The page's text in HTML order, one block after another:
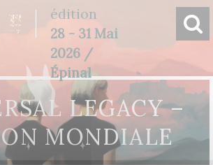
édition
28 - 31 Mai
2026 /
Épinal
LEGACY –
MONDIALE
cookies